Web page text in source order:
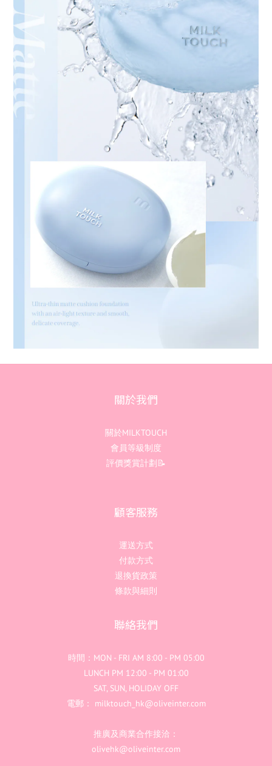
關於我們
關於MILKTOUCH
會員等級制度
評價獎賞計劃📝
顧客服務
運送方式
付款方式
退換貨政策
條款與細則
聯絡我們
時間：MON - FRI AM 8:00 - PM 05:00
LUNCH PM 12:00 - PM 01:00
SAT, SUN, HOLIDAY OFF
電郵： milktouch_hk@oliveinter.com
推廣及商業合作接洽：
olivehk@oliveinter.com